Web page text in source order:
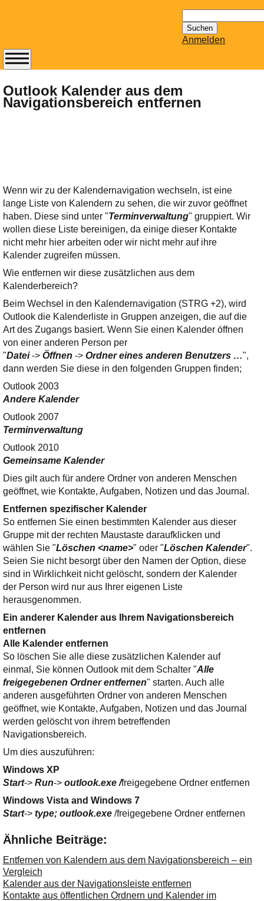
nach:
Anmelden
Outlook Kalender aus dem
Navigationsbereich entfernen
Wenn wir zu der Kalendernavigation wechseln, ist eine
lange Liste von Kalendern zu sehen, die wir zuvor geöffnet
haben. Diese sind unter "Terminverwaltung" gruppiert. Wir
wollen diese Liste bereinigen, da einige dieser Kontakte
nicht mehr hier arbeiten oder wir nicht mehr auf ihre
Kalender zugreifen müssen.
Wie entfernen wir diese zusätzlichen aus dem
Kalenderbereich?
Beim Wechsel in den Kalendernavigation (STRG +2), wird
Outlook die Kalenderliste in Gruppen anzeigen, die auf die
Art des Zugangs basiert. Wenn Sie einen Kalender öffnen
von einer anderen Person per
"Datei-> Öffnen -> Ordner eines anderen Benutzers …",
dann werden Sie diese in den folgenden Gruppen finden;
Outlook 2003
Andere Kalender
Outlook 2007
Terminverwaltung
Outlook 2010
Gemeinsame Kalender
Dies gilt auch für andere Ordner von anderen Menschen
geöffnet, wie Kontakte, Aufgaben, Notizen und das Journal.
Entfernen spezifischer Kalender
So entfernen Sie einen bestimmten Kalender aus dieser
Gruppe mit der rechten Maustaste daraufklicken und
wählen Sie "Löschen <name>" oder "Löschen Kalender".
Seien Sie nicht besorgt über den Namen der Option, diese
sind in Wirklichkeit nicht gelöscht, sondern der Kalender
der Person wird nur aus Ihrer eigenen Liste
herausgenommen.
Ein anderer Kalender aus Ihrem Navigationsbereich
entfernen
Alle Kalender entfernen
So löschen Sie alle diese zusätzlichen Kalender auf
einmal, Sie können Outlook mit dem Schalter "Alle
freigegebenen Ordner entfernen" starten. Auch alle
anderen ausgeführten Ordner von anderen Menschen
geöffnet, wie Kontakte, Aufgaben, Notizen und das Journal
werden gelöscht von ihrem betreffenden
Navigationsbereich.
Um dies auszuführen:
Windows XP
Start-> Run-> outlook.exe /freigegebene Ordner entfernen
Windows Vista and Windows 7
Start->type; outlook.exe/freigegebene Ordner entfernen
Ähnliche Beiträge:
Entfernen von Kalendern aus dem Navigationsbereich – ein
Vergleich
Kalender aus der Navigationsleiste entfernen
Kontakte aus öffentlichen Ordnern und Kalender im
Abonnieren Sie den
14-tägig
erscheinenden
Newsletter von
bereithält!
Wie z.B. Outlook,
GMail, Thunderbird
oder auch
KuNoMail, usw.
Ihre E-Mail
Adresse:
E-Mail
E-Mail bestätigen